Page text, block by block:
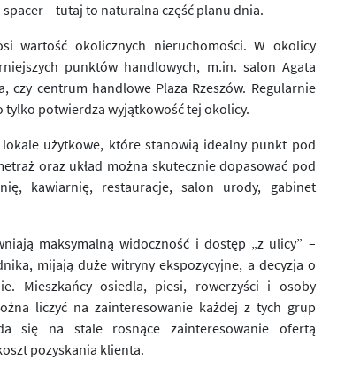
– tutaj to naturalna część planu dnia.
wartość okolicznych nieruchomości. W okolicy
punktów handlowych, m.in. salon Agata
czy centrum handlowe Plaza Rzeszów. Regularnie
tylko potwierdza wyjątkowość tej okolicy.
użytkowe, które stanowią idealny punkt pod
oraz układ można skutecznie dopasować pod
kawiarnię, restauracje, salon urody, gabinet
maksymalną widoczność i dostęp „z ulicy” –
mijają duże witryny ekspozycyjne, a decyzja o
Mieszkańcy osiedla, piesi, rowerzyści i osoby
liczyć na zainteresowanie każdej z tych grup
się na stale rosnące zainteresowanie ofertą
pozyskania klienta.